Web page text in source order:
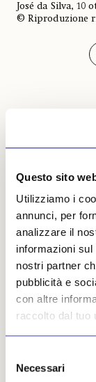
Questo sito
Utilizziamo i
annunci, per
analizzare il
informazioni
nostri partner
pubblicità e
con altre
raccolto dal tuo
delNecessari
José da Silva, 10
© Riproduzione
Altri
NEWS MUSEI E
A Lisbona un